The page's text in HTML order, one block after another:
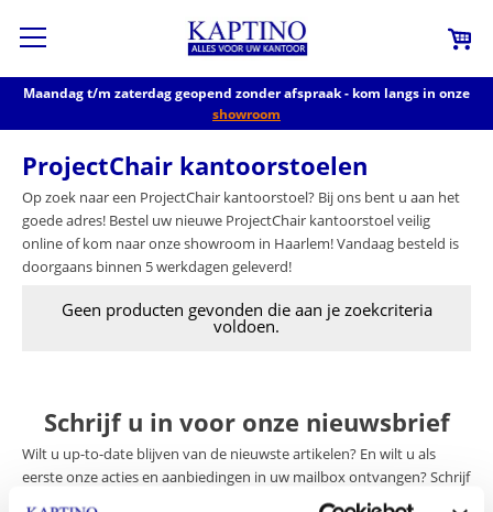
Maandag t/m zaterdag geopend zonder afspraak - kom langs in onze
showroom
ProjectChair kantoorstoelen
Op zoek naar een ProjectChair kantoorstoel? Bij ons bent u aan het
goede adres! Bestel uw nieuwe ProjectChair kantoorstoel veilig
online of kom naar onze showroom in Haarlem! Vandaag besteld is
doorgaans binnen 5 werkdagen geleverd!
Geen producten gevonden die aan je zoekcriteria
voldoen.
Schrijf u in voor onze nieuwsbrief
Wilt u up-to-date blijven van de nieuwste artikelen? En wilt u als
eerste onze acties en aanbiedingen in uw mailbox ontvangen? Schrijf
u dan in voor onze nieuwsbrief door hier onder uw email adres